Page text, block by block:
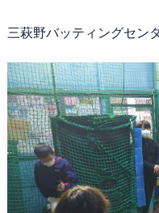
三萩野バッティングセン